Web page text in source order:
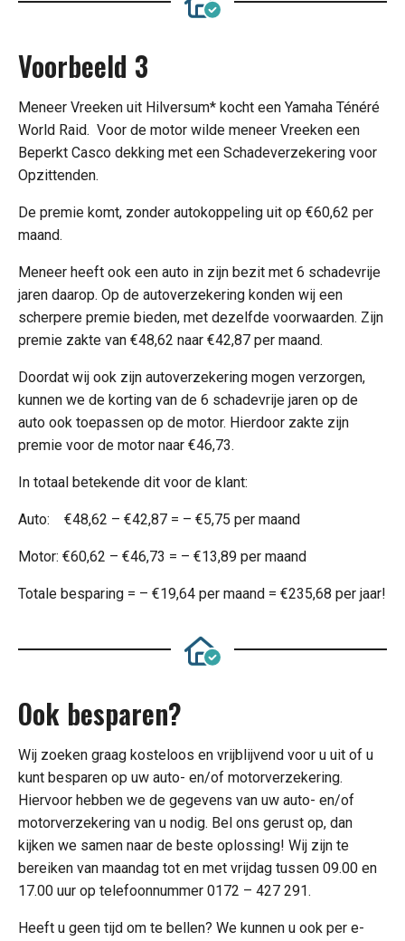
Voorbeeld 3
Meneer Vreeken uit Hilversum* kocht een Yamaha Ténéré
World Raid. Voor de motor wilde meneer Vreeken een
Beperkt Casco dekking met een Schadeverzekering voor
Opzittenden.
De premie komt, zonder autokoppeling uit op €60,62 per
maand.
Meneer heeft ook een auto in zijn bezit met 6 schadevrije
jaren daarop. Op de autoverzekering konden wij een
scherpere premie bieden, met dezelfde voorwaarden. Zijn
premie zakte van €48,62 naar €42,87 per maand.
Doordat wij ook zijn autoverzekering mogen verzorgen,
kunnen we de korting van de 6 schadevrije jaren op de
auto ook toepassen op de motor. Hierdoor zakte zijn
premie voor de motor naar €46,73.
In totaal betekende dit voor de klant:
Auto: €48,62 – €42,87 = – €5,75 per maand
Motor: €60,62 – €46,73 = – €13,89 per maand
Totale besparing = – €19,64 per maand = €235,68 per jaar!
Ook besparen?
Wij zoeken graag kosteloos en vrijblijvend voor u uit of u
kunt besparen op uw auto- en/of motorverzekering.
Hiervoor hebben we de gegevens van uw auto- en/of
motorverzekering van u nodig. Bel ons gerust op, dan
kijken we samen naar de beste oplossing! Wij zijn te
bereiken van maandag tot en met vrijdag tussen 09.00 en
17.00 uur op telefoonnummer 0172 – 427 291.
Heeft u geen tijd om te bellen? We kunnen u ook per e-